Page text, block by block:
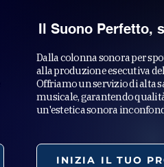
Il Suono Perfetto,
Dalla colonna sonora per
alla produzione esecutiva
Offriamo un servizio di alta
musicale, garantendo
un'estetica sonora
INIZIA IL TUO